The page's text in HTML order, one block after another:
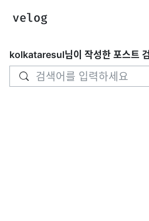
kolkataresul님이 작성한 포스트